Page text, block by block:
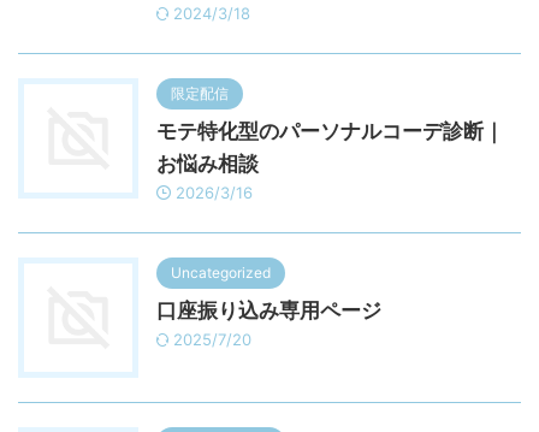
2024/3/18
限定配信
モテ特化型のパーソナルコーデ診断｜
お悩み相談
2026/3/16
Uncategorized
口座振り込み専用ページ
2025/7/20